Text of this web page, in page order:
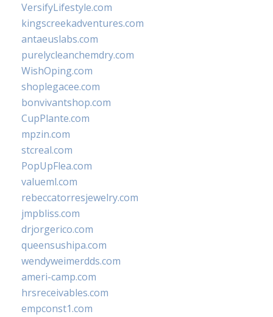
VersifyLifestyle.com
kingscreekadventures.com
antaeuslabs.com
purelycleanchemdry.com
WishOping.com
shoplegacee.com
bonvivantshop.com
CupPlante.com
mpzin.com
stcreal.com
PopUpFlea.com
valueml.com
rebeccatorresjewelry.com
jmpbliss.com
drjorgerico.com
queensushipa.com
wendyweimerdds.com
ameri-camp.com
hrsreceivables.com
empconst1.com